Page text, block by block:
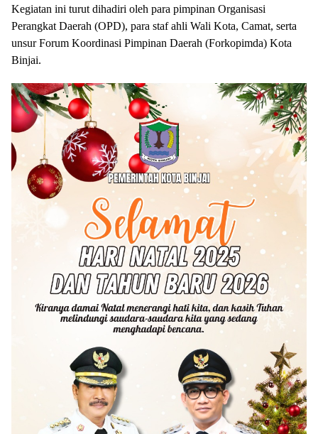
Kegiatan ini turut dihadiri oleh para pimpinan Organisasi
Perangkat Daerah (OPD), para staf ahli Wali Kota, Camat, serta
unsur Forum Koordinasi Pimpinan Daerah (Forkopimda) Kota
Binjai.